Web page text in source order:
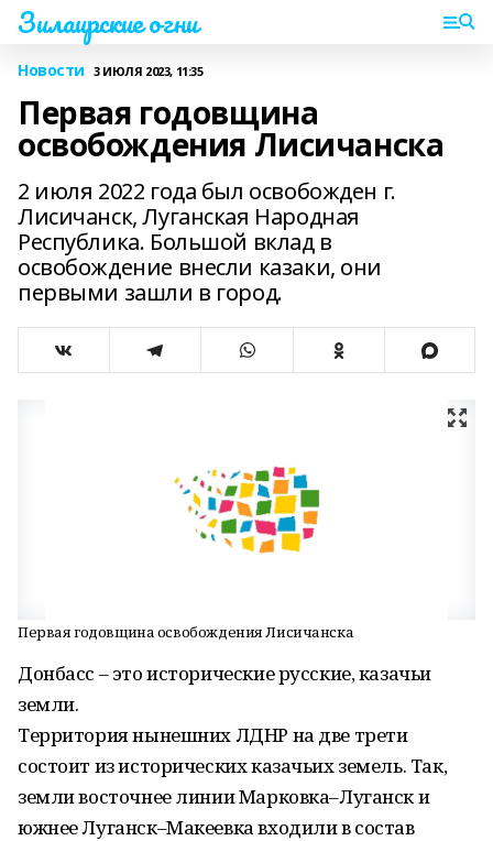
Зилаирские огни
Новости 3 ИЮЛЯ 2023, 11:35
Первая годовщина
освобождения Лисичанска
2 июля 2022 года был освобожден г.
Лисичанск, Луганская Народная
Республика. Большой вклад в
освобождение внесли казаки, они
первыми зашли в город.
Первая годовщина освобождения Лисичанска
Донбасс – это исторические русские, казачьи
земли.
Территория нынешних ЛДНР на две трети
состоит из исторических казачьих земель. Так,
земли восточнее линии Марковка–Луганск и
южнее Луганск–Макеевка входили в состав